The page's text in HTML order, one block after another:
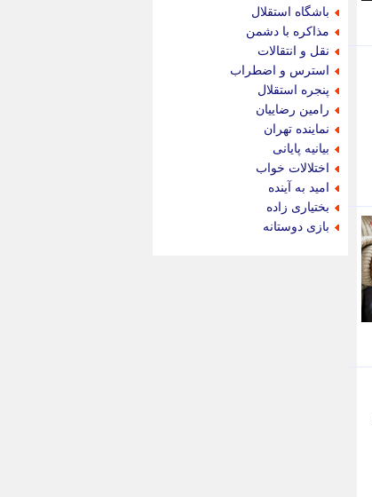
باشگاه استقلال
مذاکره با دشمن
نقل و انتقالات
استرس و اضطراب
پنجره استقلال
رامین رضاییان
نماینده تهران
بیانیه پایانی
اختلالات خواب
امید به آینده
بختیاری زاده
بازی دوستانه